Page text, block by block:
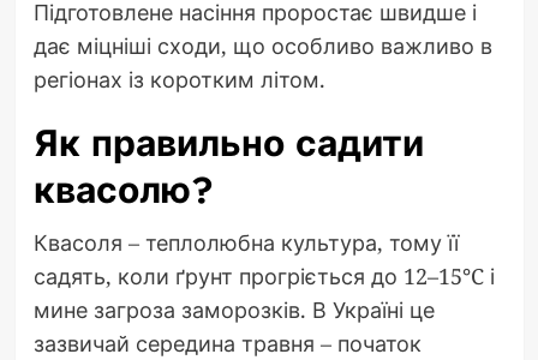
Підготовлене насіння проростає швидше і
дає міцніші сходи, що особливо важливо в
регіонах із коротким літом.
Як правильно садити
квасолю?
Квасоля – теплолюбна культура, тому її
садять, коли ґрунт прогріється до 12–15°C і
мине загроза заморозків. В Україні це
зазвичай середина травня – початок